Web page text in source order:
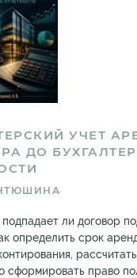
УЧЕТ
ДО
подпадает ли договор
определить срок
сформировать право